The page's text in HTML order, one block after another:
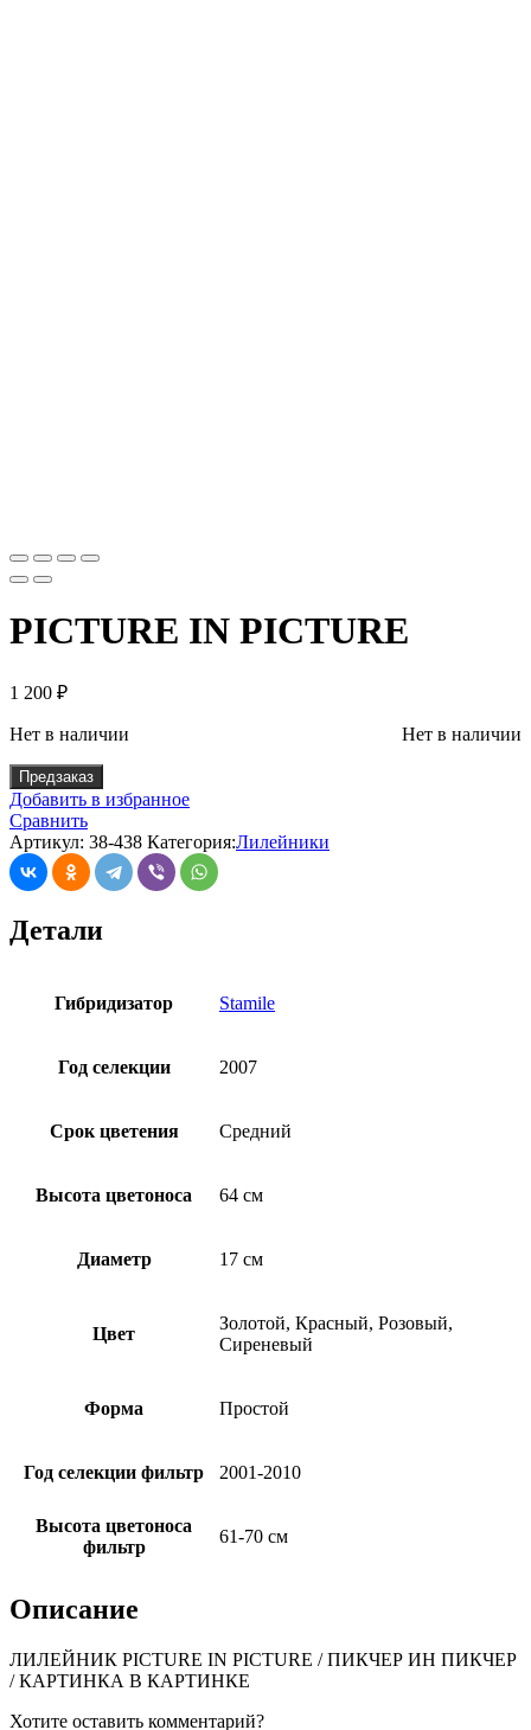
PICTURE IN PICTURE
1 200 ₽
Нет в наличии
Нет в наличии
Предзаказ
Добавить в избранное
Сравнить
Артикул: 38-438 Категория:Лилейники
Детали
Гибридизатор Stamile
Год селекции 2007
Срок цветения Средний
Высота цветоноса 64 см
Диаметр 17 см
Цвет
Золотой, Красный, Розовый,
Сиреневый
Форма Простой
Год селекции фильтр 2001-2010
Высота цветоноса
фильтр
61-70 см
Описание
ЛИЛЕЙНИК PICTURE IN PICTURE / ПИКЧЕР ИН ПИКЧЕР
/ КАРТИНКА В КАРТИНКЕ
Хотите оставить комментарий?